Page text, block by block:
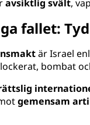
avsiktlig svält,
fallet:
är Israel
bombat
gemensam